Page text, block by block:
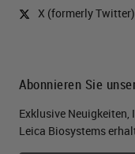
X (formerly Twitter)
Abonnieren Sie
Exklusive
Leica Biosystems